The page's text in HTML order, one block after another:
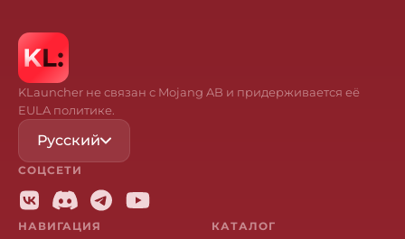
KLauncher не связан с Mojang AB и придерживается её
EULA политике.
Русский
СОЦСЕТИ
НАВИГАЦИЯ КАТАЛОГ